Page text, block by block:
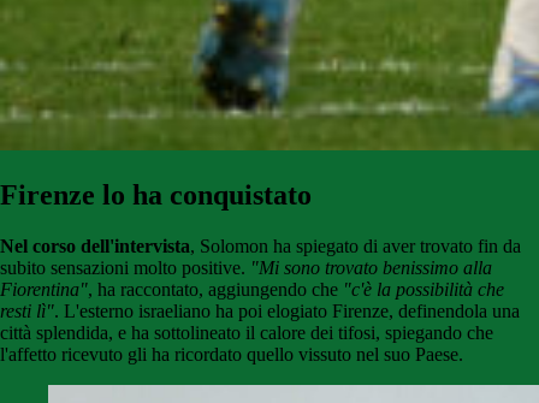
Firenze lo ha conquistato
Nel corso dell'intervista, Solomon ha spiegato di aver trovato fin da
subito sensazioni molto positive. "Mi sono trovato benissimo alla
Fiorentina", ha raccontato, aggiungendo che "c'è la possibilità che
resti lì". L'esterno israeliano ha poi elogiato Firenze, definendola una
città splendida, e ha sottolineato il calore dei tifosi, spiegando che
l'affetto ricevuto gli ha ricordato quello vissuto nel suo Paese.